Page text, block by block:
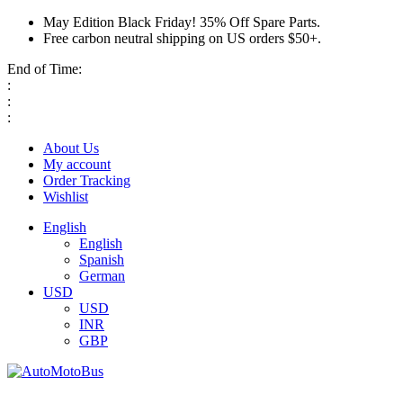
May Edition Black Friday! 35% Off Spare Parts.
Free carbon neutral shipping on US orders $50+.
End of Time:
:
:
:
About Us
My account
Order Tracking
Wishlist
English
English
Spanish
German
USD
USD
INR
GBP